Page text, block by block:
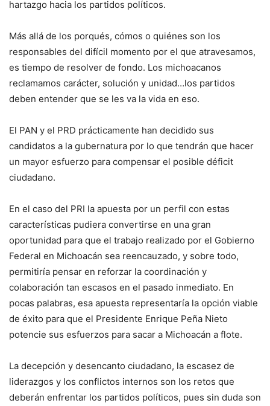
hartazgo hacia los partidos políticos.
Más allá de los porqués, cómos o quiénes son los
responsables del difícil momento por el que atravesamos,
es tiempo de resolver de fondo. Los michoacanos
reclamamos carácter, solución y unidad…los partidos
deben entender que se les va la vida en eso.
El PAN y el PRD prácticamente han decidido sus
candidatos a la gubernatura por lo que tendrán que hacer
un mayor esfuerzo para compensar el posible déficit
ciudadano.
En el caso del PRI la apuesta por un perfil con estas
características pudiera convertirse en una gran
oportunidad para que el trabajo realizado por el Gobierno
Federal en Michoacán sea reencauzado, y sobre todo,
permitiría pensar en reforzar la coordinación y
colaboración tan escasos en el pasado inmediato. En
pocas palabras, esa apuesta representaría la opción viable
de éxito para que el Presidente Enrique Peña Nieto
potencie sus esfuerzos para sacar a Michoacán a flote.
La decepción y desencanto ciudadano, la escasez de
liderazgos y los conflictos internos son los retos que
deberán enfrentar los partidos políticos, pues sin duda son